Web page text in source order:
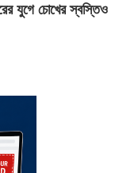
যুগে চোখের স্বস্তিও